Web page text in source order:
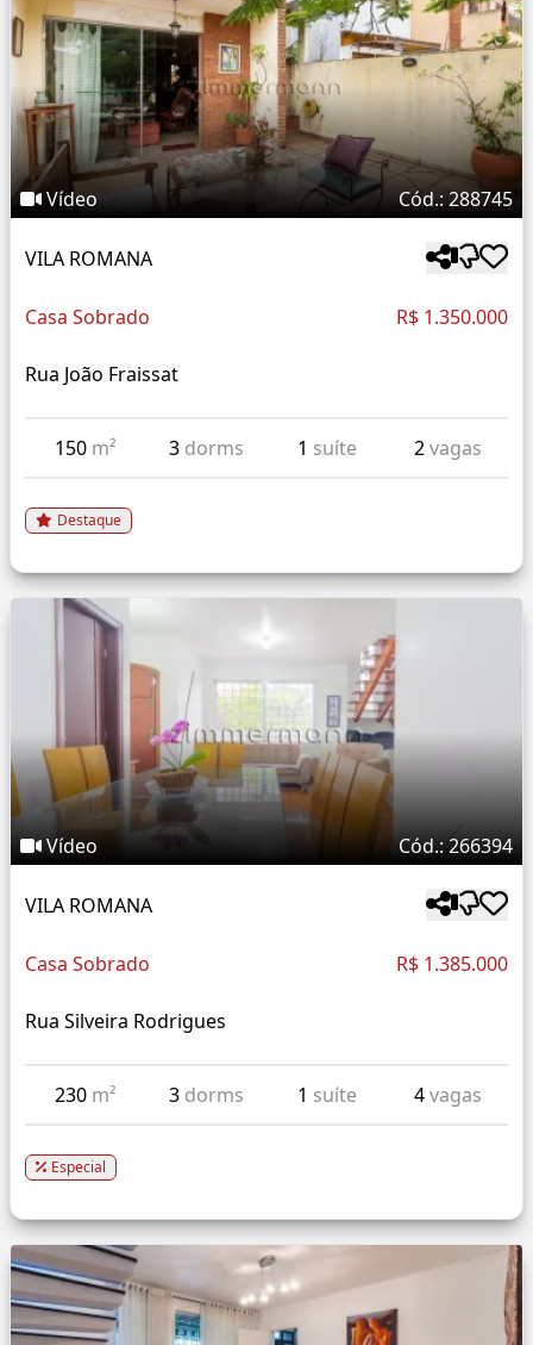
Vídeo Cód.: 288745
VILA ROMANA
Casa Sobrado R$ 1.350.000
Rua João Fraissat
150 m² 3 dorms 1 suíte 2vagas
Destaque
Vídeo Cód.: 266394
VILA ROMANA
Casa Sobrado R$ 1.385.000
Rua Silveira Rodrigues
230 m² 3 dorms 1 suíte 4vagas
Especial